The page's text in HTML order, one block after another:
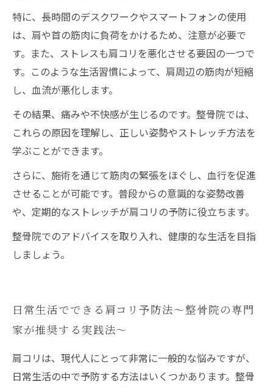
肩コリの悩みを解消するための次のステップ〜
整骨院での継続的ケアの重要性〜
特に、長時間のデスクワークやスマートフォンの使用
は、肩や首の筋肉に負荷をかけるため、注意が必要で
す。また、ストレスも肩コリを悪化させる要因の一つで
す。このような生活習慣によって、肩周辺の筋肉が短縮
し、血流が悪化します。
その結果、痛みや不快感が生じるのです。整骨院では、
これらの原因を理解し、正しい姿勢やストレッチ方法を
学ぶことができます。
さらに、施術を通じて筋肉の緊張をほぐし、血行を促進
させることが可能です。普段からの意識的な姿勢改善
や、定期的なストレッチが肩コリの予防に役立ちます。
整骨院でのアドバイスを取り入れ、健康的な生活を目指
しましょう。
日常生活でできる肩コリ予防法〜整骨院の専門
家が推奨する実践法〜
肩コリは、現代人にとって非常に一般的な悩みですが、
日常生活の中で予防する方法はいくつかあります。整骨